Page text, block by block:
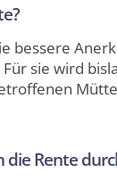
bessere
sie wird
die Rente